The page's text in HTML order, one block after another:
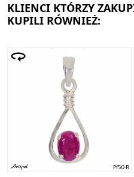
KLIENCI KTÓRZY
KUPILI RÓWNIEŻ: